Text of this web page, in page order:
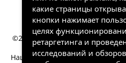
©2022-2026, «ХАНГАЛАССКИЙ
МУЗЕЙ». Все
Наш сайт собирает
какие страницы
кнопки нажимает
целях
ретаргетинга и
исследований и